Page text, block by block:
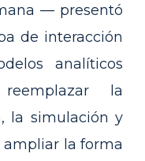
— presentó
de interacción
analíticos
la
la simulación y
ampliar la forma